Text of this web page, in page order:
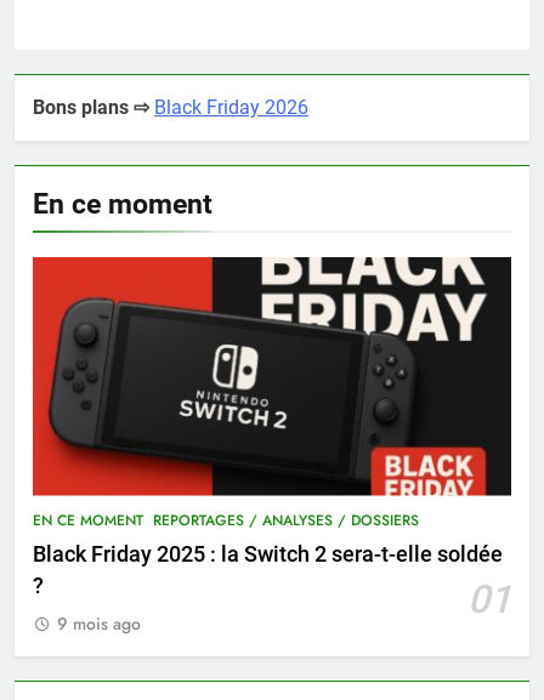
Bons plans ⇨ Black Friday 2026
En ce moment
EN CE MOMENT REPORTAGES / ANALYSES / DOSSIERS
Black Friday 2025 : la Switch 2 sera-t-elle soldée
?
01
9 mois ago